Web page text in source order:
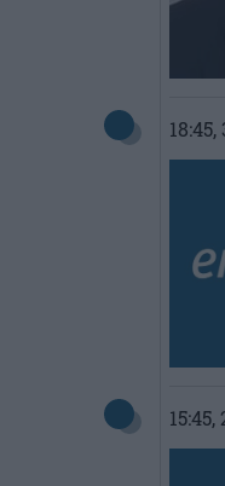
18:45,
15:45,